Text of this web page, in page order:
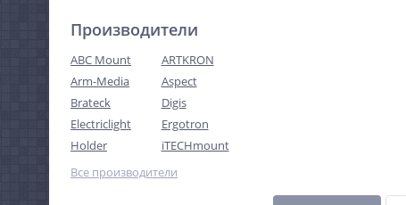
Производители
ABC Mount
ARTKRON
Arm-Media
Aspect
Brateck
Digis
Electriclight
Ergotron
Holder
iTECHmount
Все производители